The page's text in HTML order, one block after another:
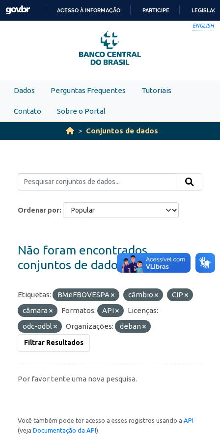
Skip to main content
PARA
O
CONTEÚDO
ACESSO À INFORMAÇÃO PARTICIPE
ENGLISH
Dados Perguntas Frequentes Tutoriais
Contato Sobre o Portal
Conjuntos de dados
Ordenar por
Não foram encontrados
conjuntos de dados
Etiquetas: BMeFBOVESPA câmbio
CIP
câmara
Formatos: API
Licenças:
odc-odbl
Organizações: deban
Filtrar Resultados
Por favor tente uma nova pesquisa.
Você também pode ter acesso a esses registros usando a API
(veja Documentação da API).